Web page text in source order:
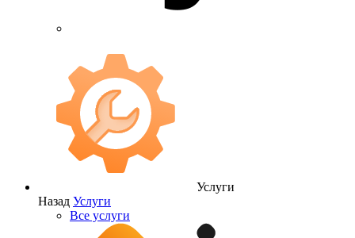
Услуги
Назад Услуги
Все услуги